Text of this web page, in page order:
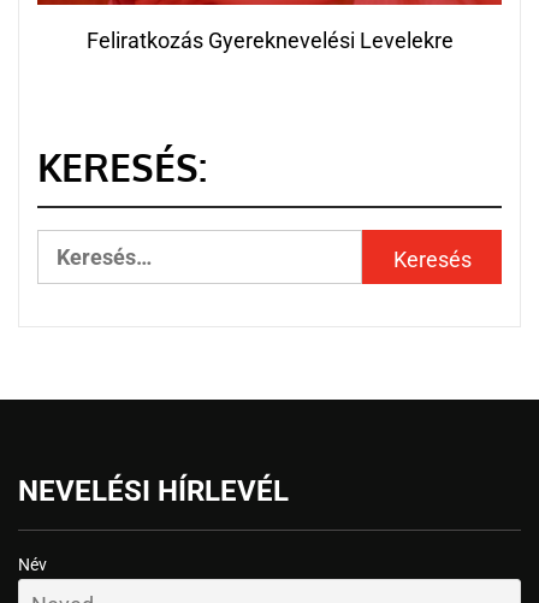
Feliratkozás Gyereknevelési Levelekre
KERESÉS:
NEVELÉSI HÍRLEVÉL
Név